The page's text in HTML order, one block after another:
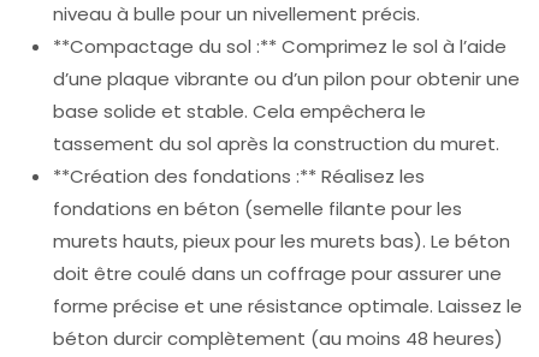
niveau à bulle pour un nivellement précis.
**Compactage du sol :** Comprimez le sol à l’aide
d’une plaque vibrante ou d’un pilon pour obtenir une
base solide et stable. Cela empêchera le
tassement du sol après la construction du muret.
**Création des fondations :** Réalisez les
fondations en béton (semelle filante pour les
murets hauts, pieux pour les murets bas). Le béton
doit être coulé dans un coffrage pour assurer une
forme précise et une résistance optimale. Laissez le
béton durcir complètement (au moins 48 heures)